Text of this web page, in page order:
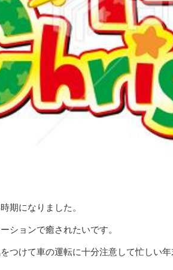
期になりました。
ションで癒されたいです。
つけて車の運転に十分注意して忙しい年